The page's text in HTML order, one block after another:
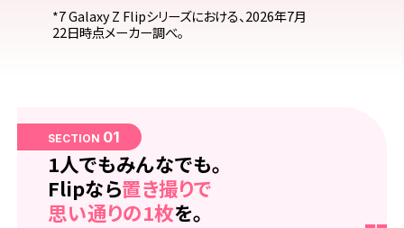
*7 Galaxy Z Flipシリーズにおける、2026年7月
22日時点メーカー調べ。
SECTION 01
1人でもみんなでも。
Flipなら置き撮りで
思い通りの1枚を。